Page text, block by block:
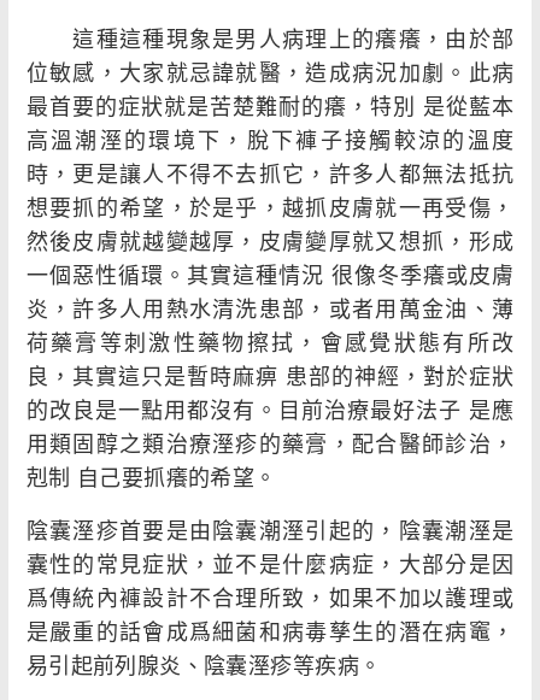
這種這種現象是男人病理上的癢癢，由於部
位敏感，大家就忌諱就醫，造成病況加劇。此病
最首要的症狀就是苦楚難耐的癢，特別 是從藍本
高溫潮溼的環境下，脫下褲子接觸較涼的溫度
時，更是讓人不得不去抓它，許多人都無法抵抗
想要抓的希望，於是乎，越抓皮膚就一再受傷，
然後皮膚就越變越厚，皮膚變厚就又想抓，形成
一個惡性循環。其實這種情況 很像冬季癢或皮膚
炎，許多人用熱水清洗患部，或者用萬金油、薄
荷藥膏等刺激性藥物擦拭，會感覺狀態有所改
良，其實這只是暫時麻痹 患部的神經，對於症狀
的改良是一點用都沒有。目前治療最好法子 是應
用類固醇之類治療溼疹的藥膏，配合醫師診治，
剋制 自己要抓癢的希望。
陰囊溼疹首要是由陰囊潮溼引起的，陰囊潮溼是
囊性的常見症狀，並不是什麼病症，大部分是因
爲傳統內褲設計不合理所致，如果不加以護理或
是嚴重的話會成爲細菌和病毒孳生的潛在病竈，
易引起前列腺炎、陰囊溼疹等疾病。